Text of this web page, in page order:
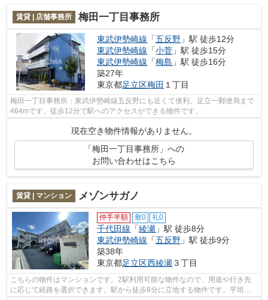
賃貸 | 店舗事務所 梅田一丁目事務所
東武伊勢崎線 「五反野 」駅 徒歩12分
東武伊勢崎線 「小菅 」駅 徒歩15分
東武伊勢崎線 「梅島 」駅 徒歩16分
築27年
東京都足立区梅田 １丁目
梅田一丁目事務所：東武伊勢崎線五反野にも近くて便利。足立一郵便局まで
464mです。徒歩12分で駅へのアクセスができる物件です。
現在空き物件情報がありません。
「梅田一丁目事務所」への
お問い合わせはこちら
賃貸 | マンション メゾンサガノ
仲手半額 敷0 礼0
千代田線 「綾瀬 」駅 徒歩8分
東武伊勢崎線 「五反野 」駅 徒歩9分
築38年
東京都足立区西綾瀬３丁目
こちらの物件はマンションです。2駅利用可能な物件なので、用途や行き先
に応じて経路を選択できます。駅から徒歩8分に立地する物件です。平坦な